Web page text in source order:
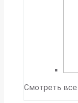
Смотреть все